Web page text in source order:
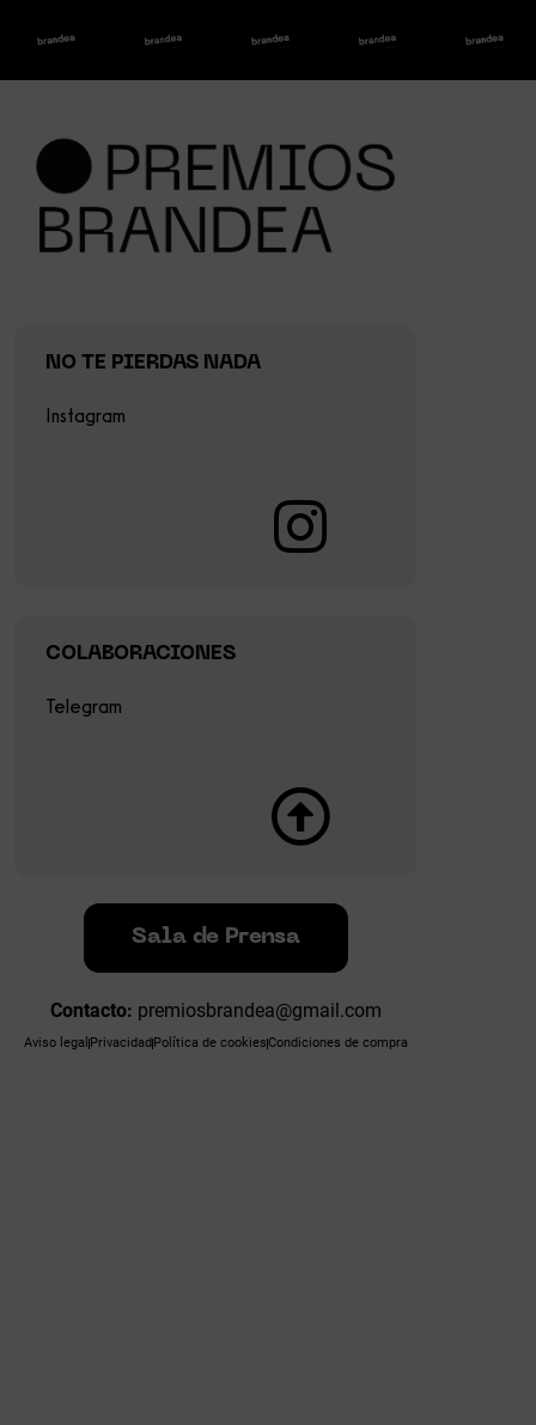
NO TE PIERDAS NADA
Instagram
COLABORACIONES
Telegram
Sala de Prensa
Contacto: premiosbrandea@gmail.com
Aviso legal PrivacidadPolítica de cookiesCondiciones de compra